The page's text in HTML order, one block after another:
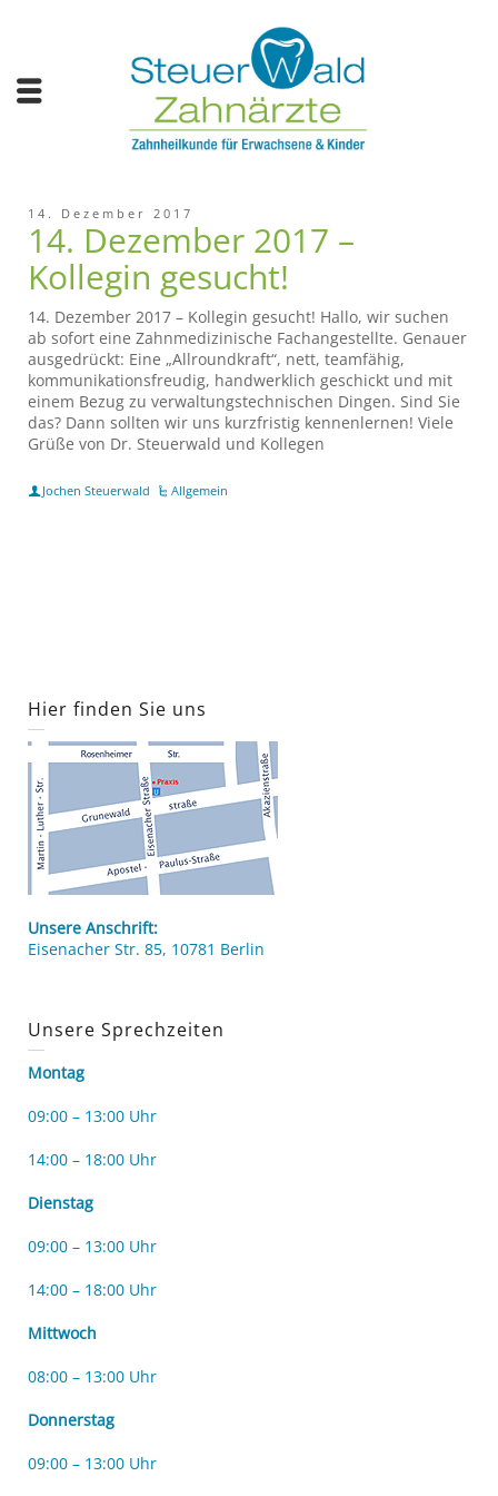
14. Dezember 2017
14. Dezember 2017 –
Kollegin gesucht!
14. Dezember 2017 – Kollegin gesucht! Hallo, wir suchen
ab sofort eine Zahnmedizinische Fachangestellte. Genauer
ausgedrückt: Eine „Allroundkraft“, nett, teamfähig,
kommunikationsfreudig, handwerklich geschickt und mit
einem Bezug zu verwaltungstechnischen Dingen. Sind Sie
das? Dann sollten wir uns kurzfristig kennenlernen! Viele
Grüße von Dr. Steuerwald und Kollegen
Jochen Steuerwald Allgemein
Hier finden Sie uns
Unsere Anschrift:
Eisenacher Str. 85, 10781 Berlin
Unsere Sprechzeiten
Montag
09:00 – 13:00 Uhr
14:00 – 18:00 Uhr
Dienstag
09:00 – 13:00 Uhr
14:00 – 18:00 Uhr
Mittwoch
08:00 – 13:00 Uhr
Donnerstag
09:00 – 13:00 Uhr